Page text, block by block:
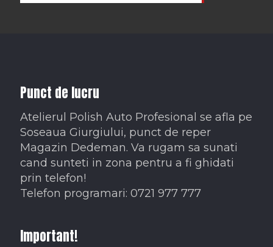
Punct de lucru
Atelierul Polish Auto Profesional se afla pe
Soseaua Giurgiului, punct de reper
Magazin Dedeman. Va rugam sa sunati
cand sunteti in zona pentru a fi ghidati
prin telefon!
Telefon programari: 0721 977 777
Important!